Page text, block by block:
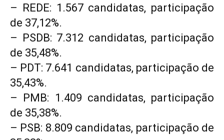
– REDE: 1.567 candidatas, participação
de 37,12%.
– PSDB: 7.312 candidatas, participação
de 35,48%.
– PDT: 7.641 candidatas, participação de
35,43%.
– PMB: 1.409 candidatas, participação
de 35,38%.
– PSB: 8.809 candidatas, participação de